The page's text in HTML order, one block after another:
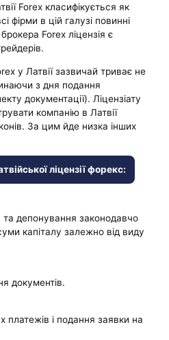
Forex класифікується як
фірми в цій галузі повинні
Forex ліцензія є
у Латвії зазвичай триває не
з дня подання
документації). Ліцензіату
компанію в Латвії
За цим йде низка інших
ліцензії форекс:
та депонування законодавчо
капіталу залежно від виду
документів.
платежів і подання заявки на